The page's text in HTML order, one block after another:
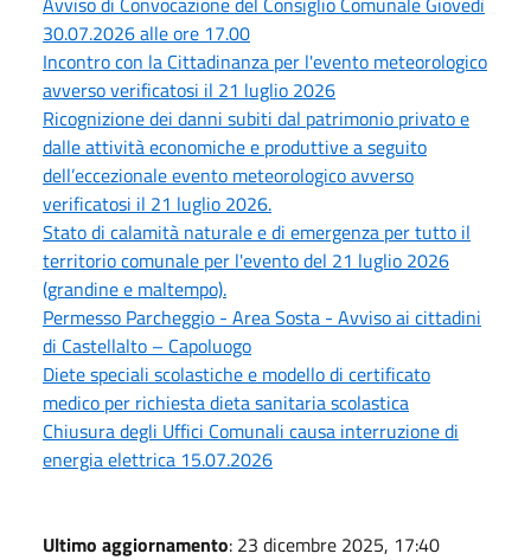
30.07.2026 alle ore 17.00
Incontro con la Cittadinanza per l'evento meteorologico
avverso verificatosi il 21 luglio 2026
Ricognizione dei danni subiti dal patrimonio privato e
dalle attività economiche e produttive a seguito
dell’eccezionale evento meteorologico avverso
verificatosi il 21 luglio 2026.
Stato di calamità naturale e di emergenza per tutto il
territorio comunale per l'evento del 21 luglio 2026
(grandine e maltempo).
Permesso Parcheggio - Area Sosta - Avviso ai cittadini
di Castellalto – Capoluogo
Diete speciali scolastiche e modello di certificato
medico per richiesta dieta sanitaria scolastica
Chiusura degli Uffici Comunali causa interruzione di
energia elettrica 15.07.2026
Ultimo aggiornamento: 23 dicembre 2025, 17:40